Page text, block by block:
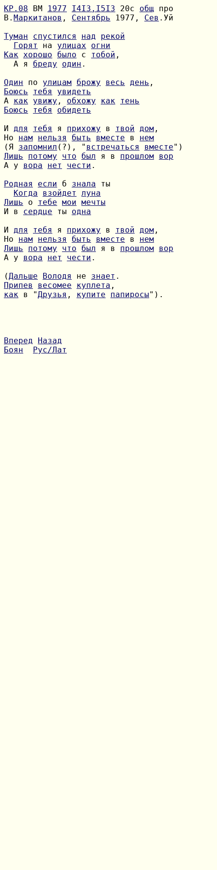
КР.08 ВМ 1977 I4I3,I5I3 20с общ
В. Маркитанов , Сентябрь 1977, Сев .Уй
Туман
спустился над
рекой
Горят
на улицах
огни
Как хорошо было с тобой
  А я
бреду один .
Один по улицам брожу весь день
Боюсь
тебя
увидеть
А как увижу , обхожу как тень
Боюсь
тебя
обидеть
И для тебя я прихожу в твой дом
Но нам нельзя быть вместе в нем
(Я запомнил (?), " встречаться вместе
Лишь
потому что был я в прошлом вор
А у вора нет чести .
Родная
если б знала
Когда
взойдет
луна
Лишь о тебе мои мечты
И в сердце ты одна
И для тебя я прихожу в твой дом
Но нам нельзя быть вместе в нем
Лишь
потому что был я в прошлом вор
А у вора нет чести .
(Дальше Володя не знает
Припев
весомее куплета
как в "Друзья , купите папиросы").
Вперед
Назад
Боян
Рус/Лат